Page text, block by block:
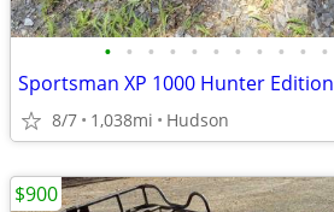
• • • • • • • • • • •
Sportsman XP 1000 Hunter Edition
8/7 1,038mi Hudson
$900